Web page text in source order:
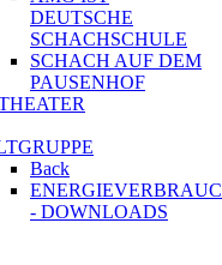
DEUTSCHE
SCHACHSCHULE
SCHACH AUF DEM
PAUSENHOF
Back
- DOWNLOADS